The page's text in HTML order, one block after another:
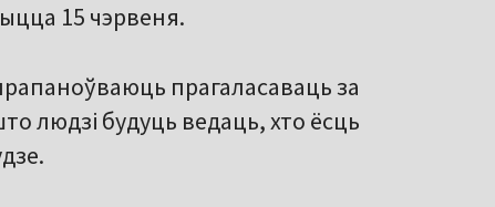
15 чэрвеня.
прагаласаваць за
людзі будуць ведаць, хто ёсць